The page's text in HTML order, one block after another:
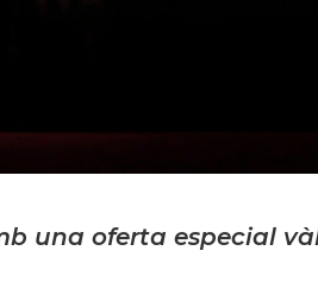
una oferta especial